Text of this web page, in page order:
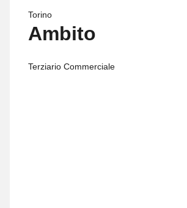
Torino
Ambito
Terziario Commerciale